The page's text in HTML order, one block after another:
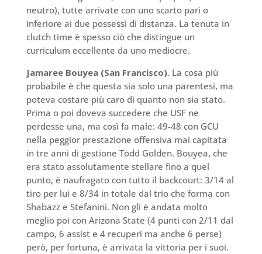
neutro), tutte arrivate con uno scarto pari o
inferiore ai due possessi di distanza. La tenuta in
clutch time è spesso ciò che distingue un
curriculum eccellente da uno mediocre.
Jamaree Bouyea (San Francisco). La cosa più
probabile è che questa sia solo una parentesi, ma
poteva costare più caro di quanto non sia stato.
Prima o poi doveva succedere che USF ne
perdesse una, ma così fa male: 49-48 con GCU
nella peggior prestazione offensiva mai capitata
in tre anni di gestione Todd Golden. Bouyea, che
era stato assolutamente stellare fino a quel
punto, è naufragato con tutto il backcourt: 3/14 al
tiro per lui e 8/34 in totale dal trio che forma con
Shabazz e Stefanini. Non gli è andata molto
meglio poi con Arizona State (4 punti con 2/11 dal
campo, 6 assist e 4 recuperi ma anche 6 perse)
però, per fortuna, è arrivata la vittoria per i suoi.